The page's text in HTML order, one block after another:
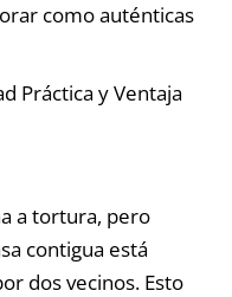
como auténticas
Práctica y Ventaja
a tortura, pero
contigua está
dos vecinos. Esto